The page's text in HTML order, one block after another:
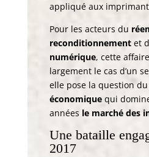
appliqué aux
Pour les acteurs du
reconditionnementet
numérique, cette
largement le cas d’un
elle pose la question du
économiquequi
années le marché des
Une bataille
2017